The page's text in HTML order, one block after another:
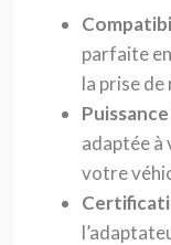
parfaite
la prise de
adaptée à
votre